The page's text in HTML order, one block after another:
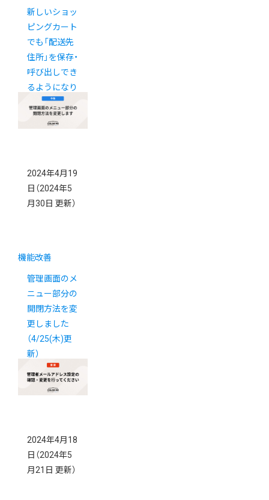
新しいショッ
ピングカート
でも「配送先
住所」を保存・
呼び出しでき
るようになり
ました
2024年4月19
日 （2024年5
月30日 更新）
機能改善
管理画面のメ
ニュー部分の
開閉方法を変
更しました
（4/25(木)更
新）
2024年4月18
日 （2024年5
月21日 更新）